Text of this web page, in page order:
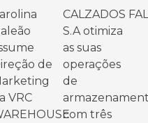
de
VRC
CALZADOS FAL
S.A otimiza
as suas
operações
de
com três